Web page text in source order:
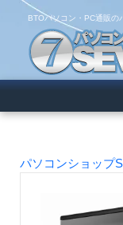
BTOパソコン・PC通販の
パソコンショップ